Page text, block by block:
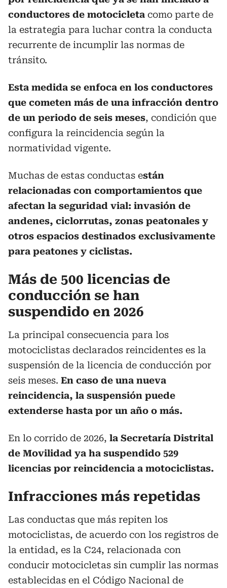
conductores de motocicleta como parte de
la estrategia para luchar contra la conducta
recurrente de incumplir las normas de
tránsito.
Esta medida se enfoca en los conductores
que cometen más de una infracción dentro
de un periodo de seis meses, condición que
configura la reincidencia según la
normatividad vigente.
Muchas de estas conductas están
relacionadas con comportamientos que
afectan la seguridad vial: invasión de
andenes, ciclorrutas, zonas peatonales y
otros espacios destinados exclusivamente
para peatones y ciclistas.
Más de 500 licencias de
conducción se han
suspendido en 2026
La principal consecuencia para los
motociclistas declarados reincidentes es la
suspensión de la licencia de conducción por
seis meses. En caso de una nueva
reincidencia, la suspensión puede
extenderse hasta por un año o más.
En lo corrido de 2026, la Secretaría Distrital
de Movilidad ya ha suspendido 529
licencias por reincidencia a motociclistas.
Infracciones más repetidas
Las conductas que más repiten los
motociclistas, de acuerdo con los registros de
la entidad, es la C24, relacionada con
conducir motocicletas sin cumplir las normas
establecidas en el Código Nacional de